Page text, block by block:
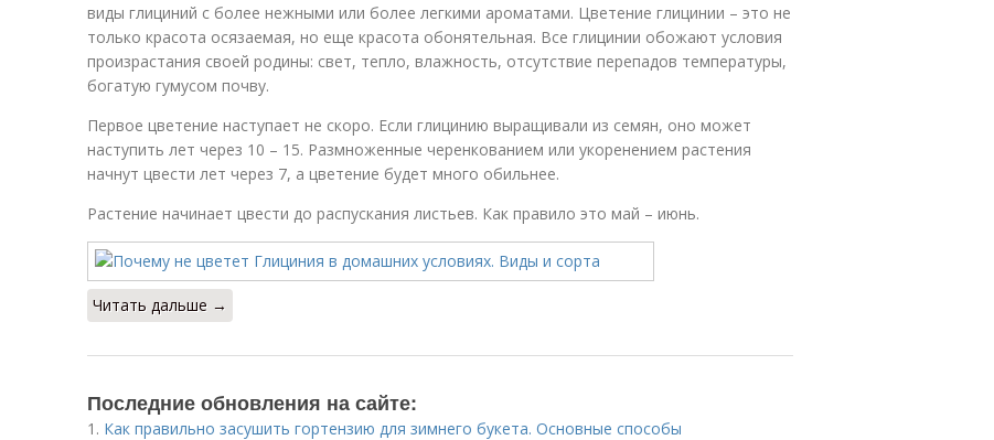
виды глициний с более нежными или более легкими ароматами. Цветение глицинии – это не
только красота осязаемая, но еще красота обонятельная. Все глицинии обожают условия
произрастания своей родины: свет, тепло, влажность, отсутствие перепадов температуры,
богатую гумусом почву.
Первое цветение наступает не скоро. Если глицинию выращивали из семян, оно может
наступить лет через 10 – 15. Размноженные черенкованием или укоренением растения
начнут цвести лет через 7, а цветение будет много обильнее.
Растение начинает цвести до распускания листьев. Как правило это май – июнь.
Читать дальше →
Последние обновления на сайте:
1. Как правильно засушить гортензию для зимнего букета. Основные способы